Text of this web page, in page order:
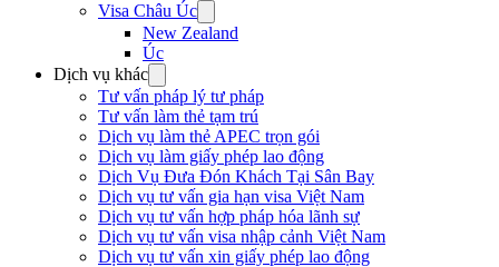
Visa Châu Úc
New Zealand
Úc
Dịch vụ khác
Tư vấn pháp lý tư pháp
Tư vấn làm thẻ tạm trú
Dịch vụ làm thẻ APEC trọn gói
Dịch vụ làm giấy phép lao động
Dịch Vụ Đưa Đón Khách Tại Sân Bay
Dịch vụ tư vấn gia hạn visa Việt Nam
Dịch vụ tư vấn hợp pháp hóa lãnh sự
Dịch vụ tư vấn visa nhập cảnh Việt Nam
Dịch vụ tư vấn xin giấy phép lao động